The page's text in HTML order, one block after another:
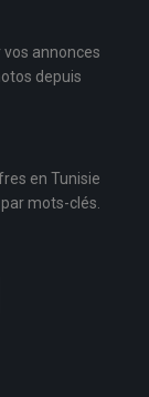
annonces
depuis
en Tunisie
mots-clés.